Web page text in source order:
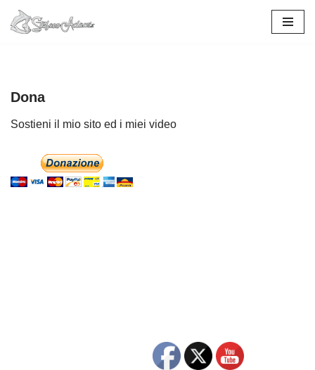
Dona
Sostieni il mio sito ed i miei video